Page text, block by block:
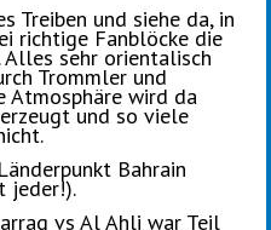
Treiben und siehe da, in
richtige Fanblöcke die
sehr orientalisch
Trommler und
Atmosphäre wird da
und so viele
Bahrain
jeder!).
vs Al Ahli war Teil